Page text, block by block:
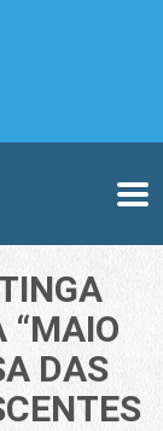
“MAIO
DAS